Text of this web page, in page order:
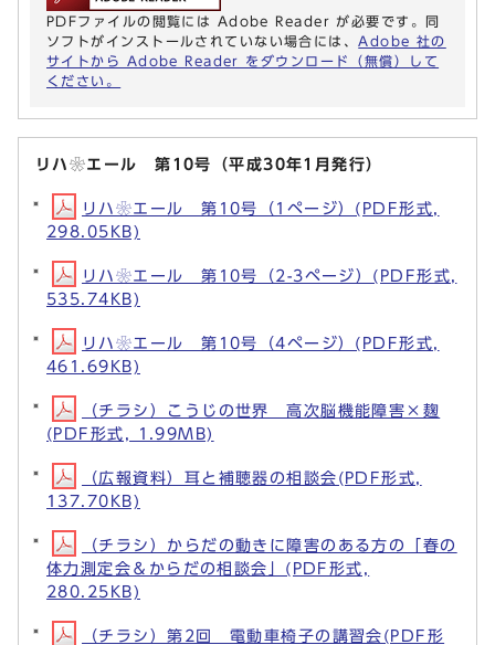
PDFファイルの閲覧には Adobe Reader が必要です。同
ソフトがインストールされていない場合には、 Adobe 社の
サイトから Adobe Reader をダウンロード（無償）して
ください。
リハ❀エール 第10号（平成30年1月発行）
リハ❀エール 第10号（1ページ）(PDF形式,
298.05KB)
リハ❀エール 第10号（2-3ページ）(PDF形式,
535.74KB)
リハ❀エール 第10号（4ページ）(PDF形式,
461.69KB)
（チラシ）こうじの世界 高次脳機能障害×麹
(PDF形式, 1.99MB)
（広報資料）耳と補聴器の相談会(PDF形式,
137.70KB)
（チラシ）からだの動きに障害のある方の「春の
体力測定会＆からだの相談会」(PDF形式,
280.25KB)
（チラシ）第2回 電動車椅子の講習会(PDF形